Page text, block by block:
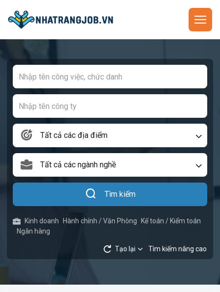
Tất cả các địa điểm
Tất cả các ngành nghề
Tìm kiếm
Kinh doanh Hành chính / Văn Phòng
Kế toán / Kiểm toán
Ngân hàng
Tạo lại Tìm kiếm nâng cao